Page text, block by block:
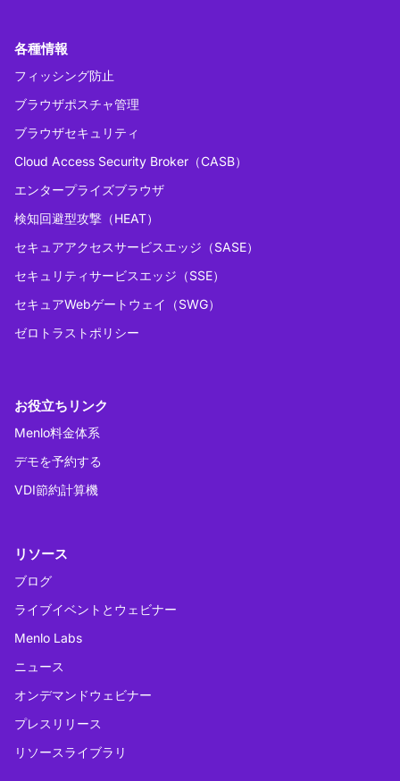
各種情報
フィッシング防止
ブラウザポスチャ管理
ブラウザセキュリティ
Cloud Access Security Broker（CASB）
エンタープライズブラウザ
検知回避型攻撃（HEAT）
セキュアアクセスサービスエッジ（SASE）
セキュリティサービスエッジ（SSE）
セキュアWebゲートウェイ（SWG）
ゼロトラストポリシー
お役立ちリンク
Menlo料金体系
デモを予約する
VDI節約計算機
リソース
ブログ
ライブイベントとウェビナー
Menlo Labs
ニュース
オンデマンドウェビナー
プレスリリース
リソースライブラリ